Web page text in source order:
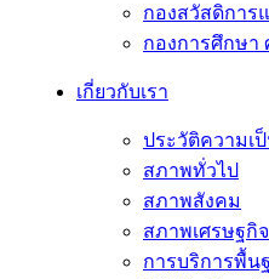
กองสวัสดิการ
กองการศึกษา
เกี่ยวกับเรา
ประวัติความเ
สภาพทั่วไป
สภาพสังคม
สภาพเศรษฐกิจ
การบริการพื้น